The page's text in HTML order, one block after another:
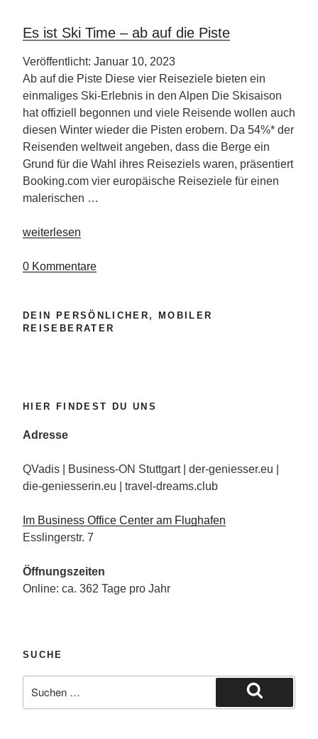
Es ist Ski Time – ab auf die Piste
Veröffentlicht: Januar 10, 2023
Ab auf die Piste Diese vier Reiseziele bieten ein
einmaliges Ski-Erlebnis in den Alpen Die Skisaison
hat offiziell begonnen und viele Reisende wollen auch
diesen Winter wieder die Pisten erobern. Da 54%* der
Reisenden weltweit angeben, dass die Berge ein
Grund für die Wahl ihres Reiseziels waren, präsentiert
Booking.com vier europäische Reiseziele für einen
malerischen …
„Es
Ski
ab
auf
weiterlesen
0 Kommentare
DEIN PERSÖNLICHER, MOBILER
REISEBERATER
HIER FINDEST DU UNS
Adresse
QVadis | Business-ON Stuttgart | der-geniesser.eu |
die-geniesserin.eu | travel-dreams.club
Im Business Office Center am Flughafen
Esslingerstr. 7
Öffnungszeiten
Online: ca. 362 Tage pro Jahr
SUCHE
nach:
Suchen